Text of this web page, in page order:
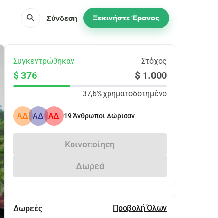
search Σύνδεση Ξεκινήστε Έρανος
Συγκεντρώθηκαν Στόχος
$ 376 $ 1.000
37,6%χρηματοδοτημένο
ΑΔ ΑΔ ΑΔ 19Άνθρωποι Δώρισαν
Κοινοποίηση
Δωρεά
Δωρεές Προβολή Όλων